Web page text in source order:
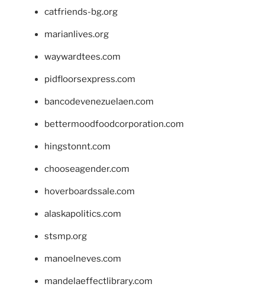
catfriends-bg.org
marianlives.org
waywardtees.com
pidfloorsexpress.com
bancodevenezuelaen.com
bettermoodfoodcorporation.com
hingstonnt.com
chooseagender.com
hoverboardssale.com
alaskapolitics.com
stsmp.org
manoelneves.com
mandelaeffectlibrary.com